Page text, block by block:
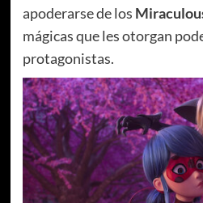
apoderarse de los
mágicas que les otorgan
protagonistas.